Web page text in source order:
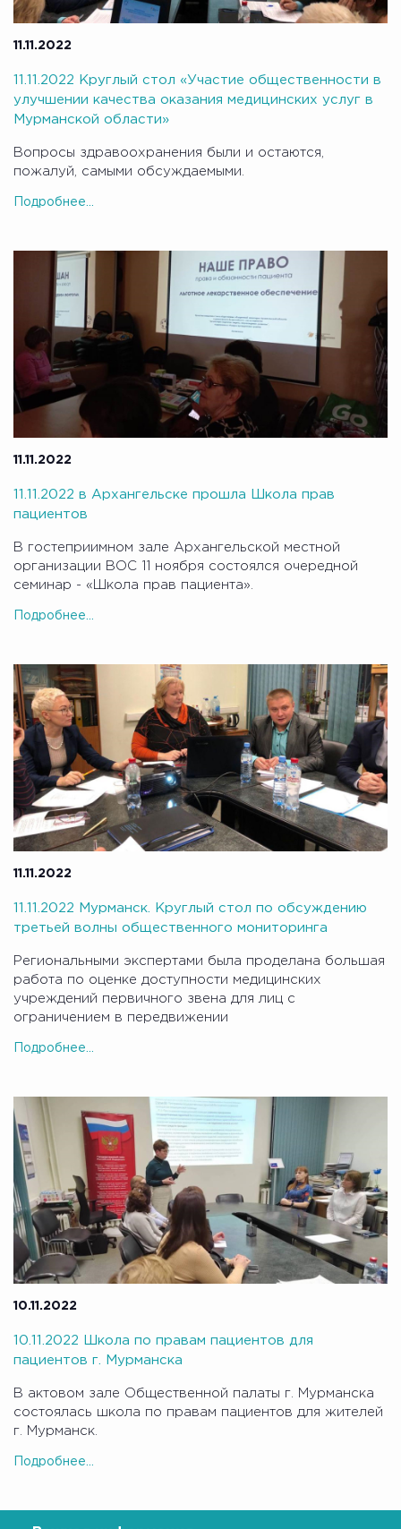
11.11.2022
11.11.2022 Круглый стол «Участие общественности в
улучшении качества оказания медицинских услуг в
Мурманской области»
Вопросы здравоохранения были и остаются,
пожалуй, самыми обсуждаемыми.
Подробнее...
11.11.2022
11.11.2022 в Архангельске прошла Школа прав
пациентов
В гостеприимном зале Архангельской местной
организации ВОС 11 ноября состоялся очередной
семинар - «Школа прав пациента».
Подробнее...
11.11.2022
11.11.2022 Мурманск. Круглый стол по обсуждению
третьей волны общественного мониторинга
Региональными экспертами была проделана большая
работа по оценке доступности медицинских
учреждений первичного звена для лиц с
ограничением в передвижении
Подробнее...
10.11.2022
10.11.2022 Школа по правам пациентов для
пациентов г. Мурманска
В актовом зале Общественной палаты г. Мурманска
состоялась школа по правам пациентов для жителей
г. Мурманск.
Подробнее...